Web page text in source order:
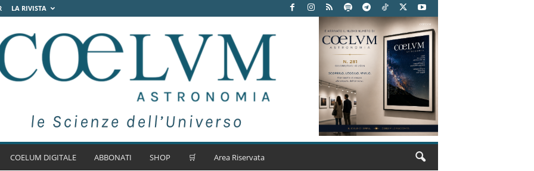
LA RIVISTA
COELUM DIGITALE ABBONATI SHOP 🛒 Area Riservata